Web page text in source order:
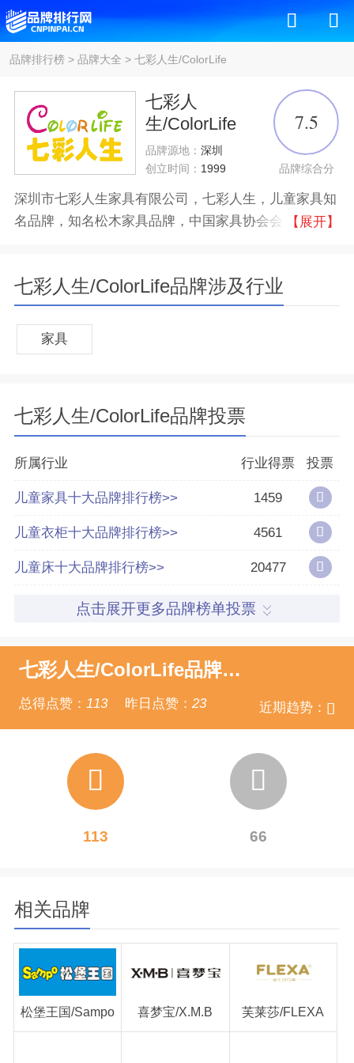
品牌排行榜> 品牌大全 > 七彩人生/ColorLife
七彩人
生/ColorLife
品牌源地： 深圳
创立时间： 1999
7.5
品牌综合分
深圳市七彩人生家具有限公司，七彩人生，儿童家具知
名品牌，知名松木家具品牌，中国家具协会会员，广东
青少年儿童家具生产基地之一。
品牌认证
分享量
好评率 63%
参与榜单数 36个
296189
【展开】
七彩人生/ColorLife品牌涉及行业
家具
七彩人生/ColorLife品牌投票
所属行业 行业得票 投票
儿童家具十大品牌排行榜>> 1459
儿童衣柜十大品牌排行榜>> 4561
儿童床十大品牌排行榜>> 20477
点击展开更多品牌榜单投票
七彩人生/ColorLife品牌点赞
近期趋势：
总得点赞： 113 昨日点赞： 23
113 66
相关品牌
松堡王国/Sampo 喜梦宝/X.M.B 芙莱莎/FLEXA